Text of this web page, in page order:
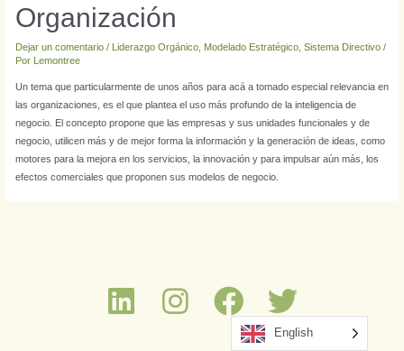
Organización
Dejar un comentario / Liderazgo Orgánico, Modelado Estratégico, Sistema Directivo/
Por Lemontree
Un tema que particularmente de unos años para acá a tomado especial relevancia en
las organizaciones, es el que plantea el uso más profundo de la inteligencia de
negocio. El concepto propone que las empresas y sus unidades funcionales y de
negocio, utilicen más y de mejor forma la información y la generación de ideas, como
motores para la mejora en los servicios, la innovación y para impulsar aún más, los
efectos comerciales que proponen sus modelos de negocio.
English